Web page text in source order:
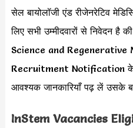
सेल बायोलॉजी एंड रीजेनरेटिव
लिए सभी उम्मीदवारों से निवेदन
Science and Regenerative
Recruitment Notification के
आवश्यक जानकारियाँ पढ़ लें उसके
InStem Vacancies